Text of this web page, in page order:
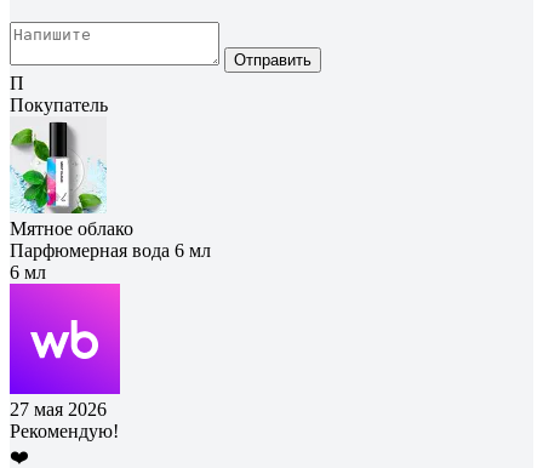
Отправить
П
Покупатель
Мятное облако
Парфюмерная вода 6 мл
6 мл
27 мая 2026
Рекомендую!
❤️